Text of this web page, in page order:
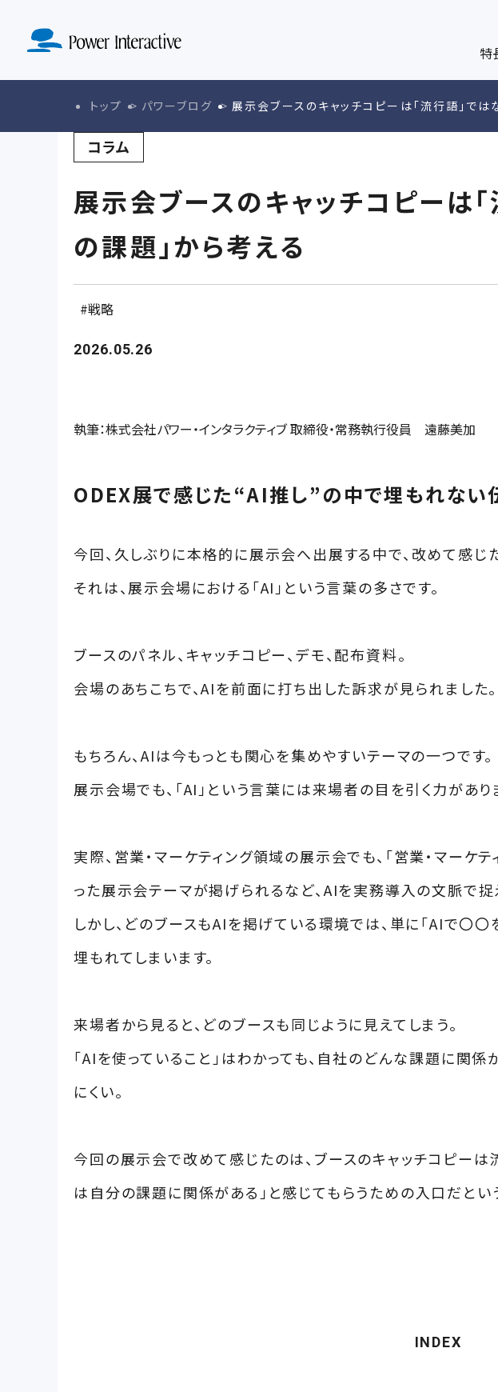
特
SERVICE
サービストップ
ナレッジトップ会社紹介トップ
トップ パワーブログ 展示会ブースのキャッチコピーは「流行語」では
コラム
展示会ブースのキャッチコピーは「
の課題」から考える
戦略
2026.05.26
執筆：株式会社パワー・インタラクティブ 取締役・常務執行役員 遠藤美加
ODEX展で感じた“AI推し”の中で埋もれない
今回、久しぶりに本格的に展示会へ出展する中で、改めて感じ
それは、展示会場における「AI」という言葉の多さです。
ブースのパネル、キャッチコピー、デモ、配布資料。
会場のあちこちで、AIを前面に打ち出した訴求が見られました。
もちろん、AIは今もっとも関心を集めやすいテーマの一つです。
展示会場でも、「AI」という言葉には来場者の目を引く力があり
実際、営業・マーケティング領域の展示会でも、「営業・マーケ
った展示会テーマが掲げられるなど、AIを実務導入の文脈で捉
しかし、どのブースもAIを掲げている環境では、単に「AIで〇
埋もれてしまいます。
来場者から見ると、どのブースも同じように見えてしまう。
「AIを使っていること」はわかっても、自社のどんな課題に関
にくい。
今回の展示会で改めて感じたのは、ブースのキャッチコピーは
は自分の課題に関係がある」と感じてもらうための入口だとい
INDEX